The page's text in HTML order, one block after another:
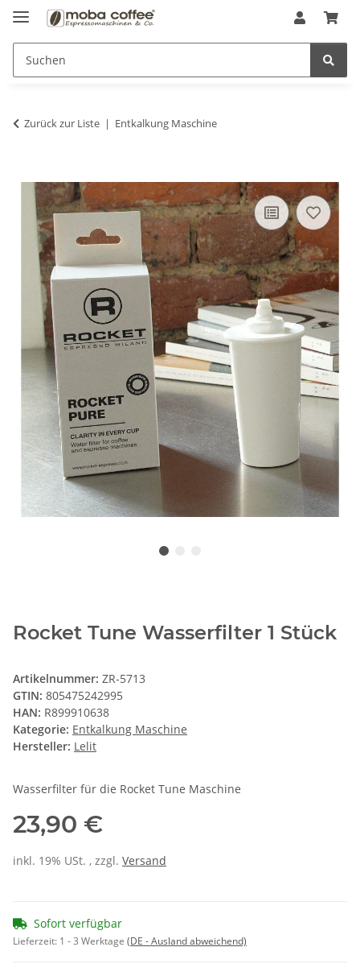
Zurück zur Liste Entkalkung Maschine
Rocket Tune Wasserfilter 1 Stück
Artikelnummer: ZR-5713
GTIN: 805475242995
HAN: R899910638
Kategorie: Entkalkung Maschine
Hersteller: Lelit
Wasserfilter für die Rocket Tune Maschine
23,90 €
inkl. 19% USt. , zzgl. Versand
Sofort verfügbar
Lieferzeit: 1 - 3 Werktage (DE - Ausland abweichend)